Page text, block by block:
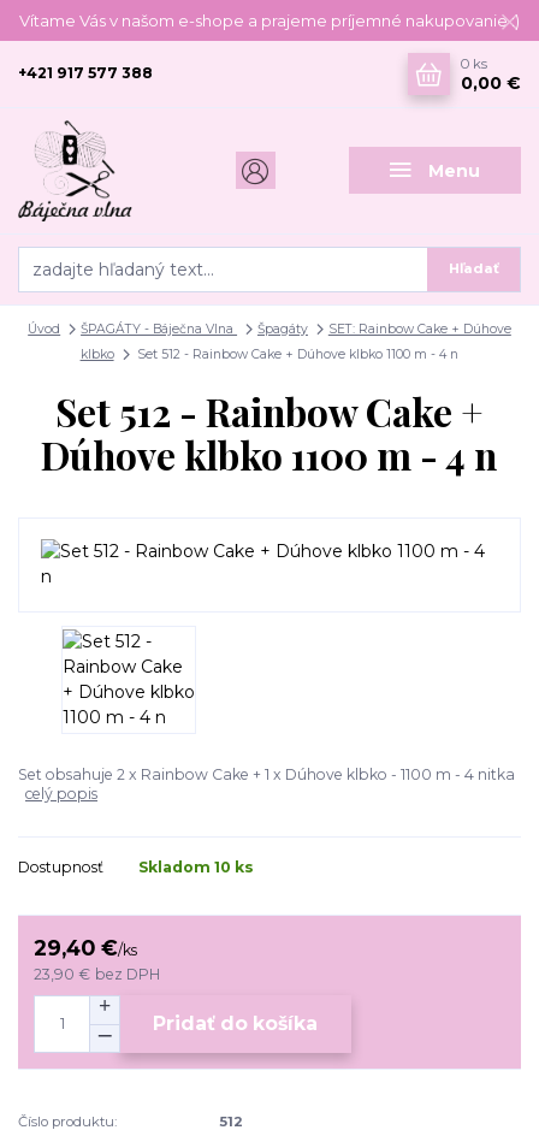
Vítame Vás v našom e-shope a prajeme príjemné nakupovanie :)
Menu
Hľadať
+421 917 577 388
0 ks
0,00 €
Úvod ŠPAGÁTY - Báječna Vlna Špagáty
SET: Rainbow Cake + Dúhove
klbko
Set 512 - Rainbow Cake + Dúhove klbko 1100 m - 4 n
Set 512 - Rainbow Cake +
Dúhove klbko 1100 m - 4 n
Set obsahuje 2 x Rainbow Cake + 1 x Dúhove klbko - 1100 m - 4 nitka
celý popis
Dostupnosť Skladom 10 ks
29,40 €/ks
23,90 € bez DPH
Pridať do košíka
Číslo produktu:
512